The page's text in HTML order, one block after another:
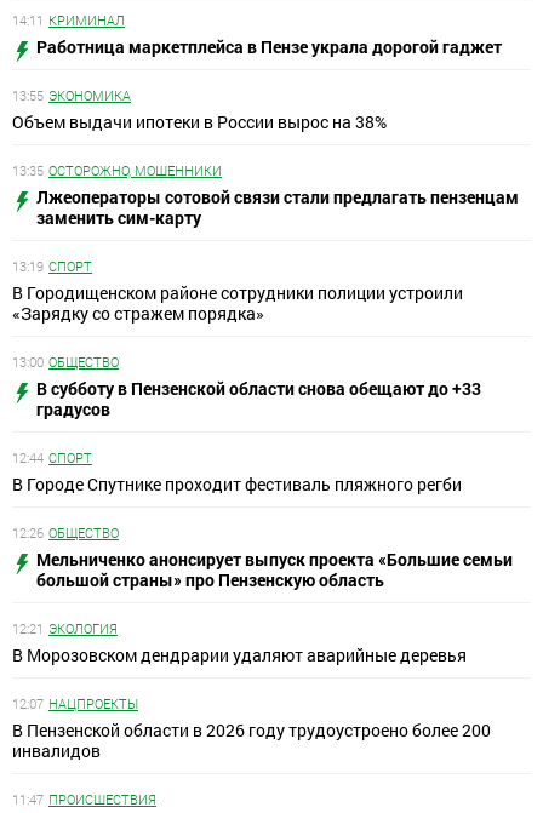
14:11 КРИМИНАЛ
Работница маркетплейса в Пензе украла дорогой гаджет
13:55 ЭКОНОМИКА
Объем выдачи ипотеки в России вырос на 38%
13:35 ОСТОРОЖНО, МОШЕННИКИ
Лжеоператоры сотовой связи стали предлагать пензенцам
заменить сим-карту
13:19 СПОРТ
В Городищенском районе сотрудники полиции устроили
«Зарядку со стражем порядка»
13:00 ОБЩЕСТВО
В субботу в Пензенской области снова обещают до +33
градусов
12:44 СПОРТ
В Городе Спутнике проходит фестиваль пляжного регби
12:26 ОБЩЕСТВО
Мельниченко анонсирует выпуск проекта «Большие семьи
большой страны» про Пензенскую область
12:21 ЭКОЛОГИЯ
В Морозовском дендрарии удаляют аварийные деревья
12:07 НАЦПРОЕКТЫ
В Пензенской области в 2026 году трудоустроено более 200
инвалидов
11:47 ПРОИСШЕСТВИЯ